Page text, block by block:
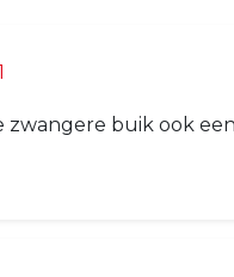
zwangere buik ook